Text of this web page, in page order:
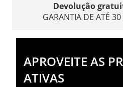
Devolução
GARANTIA DE ATÉ 30
APROVEITE AS
ATIVAS